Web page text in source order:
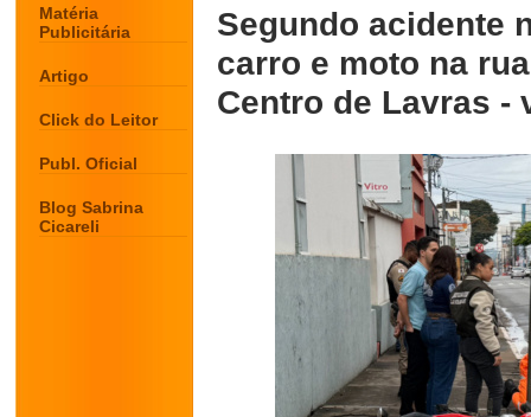
Matéria
Publicitária
Artigo
Click do Leitor
Publ. Oficial
Blog Sabrina
Cicareli
Segundo acidente
carro e moto na
Centro de Lavras -